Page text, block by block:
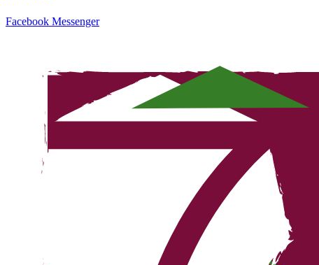
Facebook Messenger